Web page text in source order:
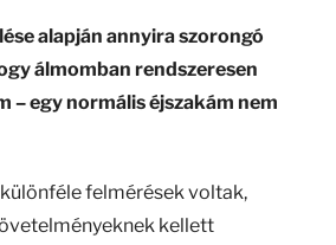
alapján annyira szorongó
álmomban rendszeresen
– egy normális éjszakám nem
felmérések voltak,
kellett